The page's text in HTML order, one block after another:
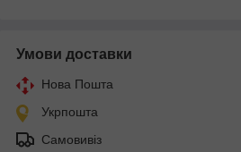
Умови доставки
Нова Пошта
Укрпошта
Самовивіз